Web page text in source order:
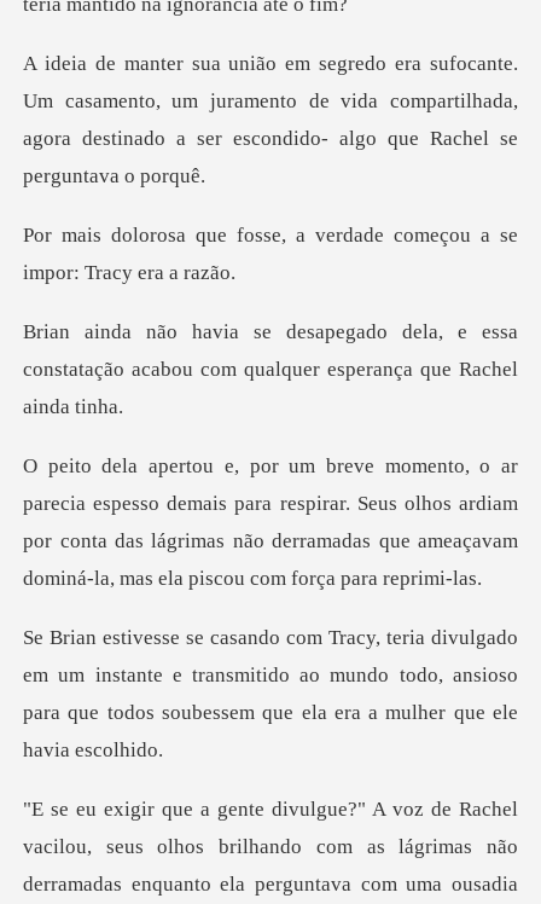
samento, um juramento de vida compartilhada,
agora destinad
e, a verdade começou a se
la, e essa
constatação acabou com qual
is para respirar. Seus olhos ardiam
por conta das lágrimas não derramad
um instante e transmitido ao mundo todo, ansioso
para que to
lhos brilhando com as lágrimas não
derramadas enquanto ela perguntava